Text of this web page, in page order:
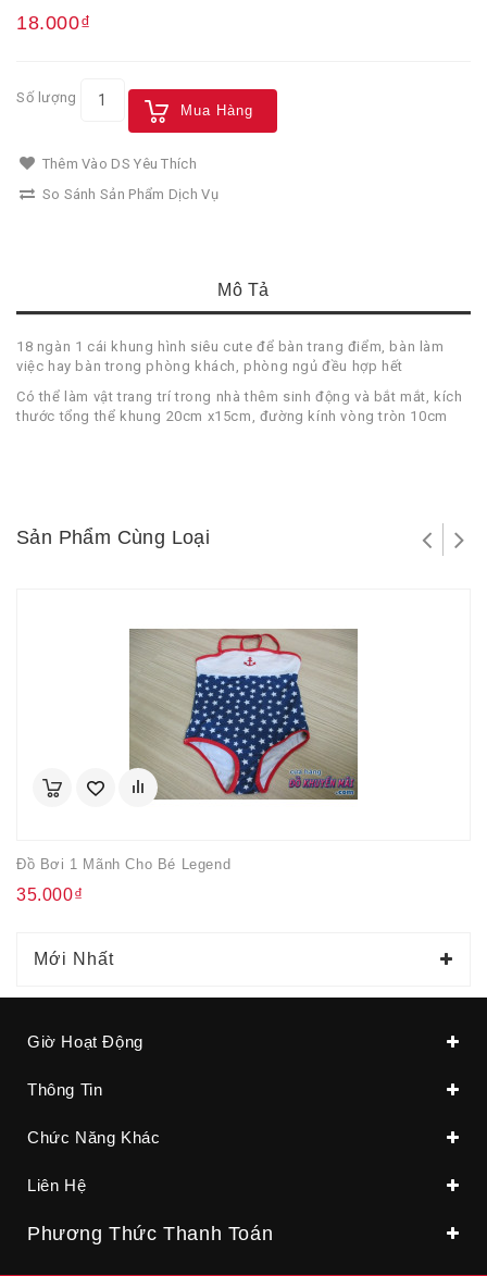
18.000₫
Số lượng
Mua Hàng
Thêm Vào DS Yêu Thích
So Sánh Sản Phẩm Dịch Vụ
Mô Tả
18 ngàn 1 cái khung hình siêu cute để bàn trang điểm, bàn làm
việc hay bàn trong phòng khách, phòng ngủ đều hợp hết
Có thể làm vật trang trí trong nhà thêm sinh động và bắt mắt, kích
thước tổng thể khung 20cm x15cm, đường kính vòng tròn 10cm
Sản Phẩm Cùng Loại
Đồ Bơi 1 Mãnh Cho Bé Legend
35.000₫
Mới Nhất
Giờ Hoạt Động
Thông Tin
Chức Năng Khác
Liên Hệ
Phương Thức Thanh Toán